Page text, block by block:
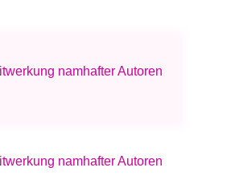
namhafter Autoren
namhafter Autoren